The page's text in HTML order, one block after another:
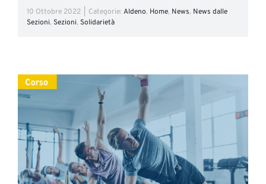
10 Ottobre 2022 Categorie: Aldeno, Home, News, News dalle
Sezioni, Sezioni, Solidarietà